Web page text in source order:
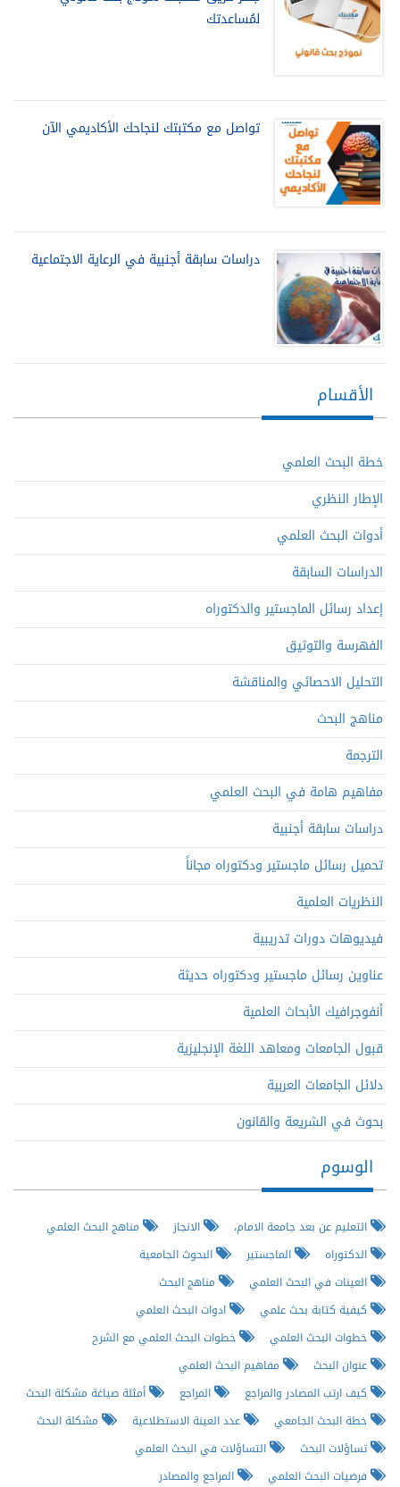
لمُساعدتك
تواصل مع مكتبتك لنجاحك الأكاديمي الآن
دراسات سابقة أجنبية في الرعاية الاجتماعية
الأقسام
خطة البحث العلمي
الإطار النظري
أدوات البحث العلمي
الدراسات السابقة
إعداد رسائل الماجستير والدكتوراه
الفهرسة والتوثيق
التحليل الاحصائي والمناقشة
مناهج البحث
الترجمة
مفاهيم هامة في البحث العلمي
دراسات سابقة أجنبية
تحميل رسائل ماجستير ودكتوراه مجاناً
النظريات العلمية
فيديوهات دورات تدريبية
عناوين رسائل ماجستير ودكتوراه حديثة
أنفوجرافيك الأبحاث العلمية
قبول الجامعات ومعاهد اللغة الإنجليزية
دلائل الجامعات العربية
بحوث في الشريعة والقانون
الوسوم
التعليم عن بعد جامعة الامام، الانجاز
مناهج البحث العلمي
الدكتوراه
الماجستير
البحوث الجامعية
العينات في البحث العلمي
مناهج البحث
كيفية كتابة بحث علمي
ادوات البحث العلمي
خطوات البحث العلمي
خطوات البحث العلمي مع الشرح
عنوان البحث
مفاهيم البحث العلمي
كيف ارتب المصادر والمراجع
المراجع
أمثلة صياغة مشكلة البحث
خطة البحث الجامعي
عدد العينة الاستطلاعية
مشكلة البحث
تساؤلات البحث
التساؤلات في البحث العلمي
فرضيات البحث العلمي
المراجع والمصادر